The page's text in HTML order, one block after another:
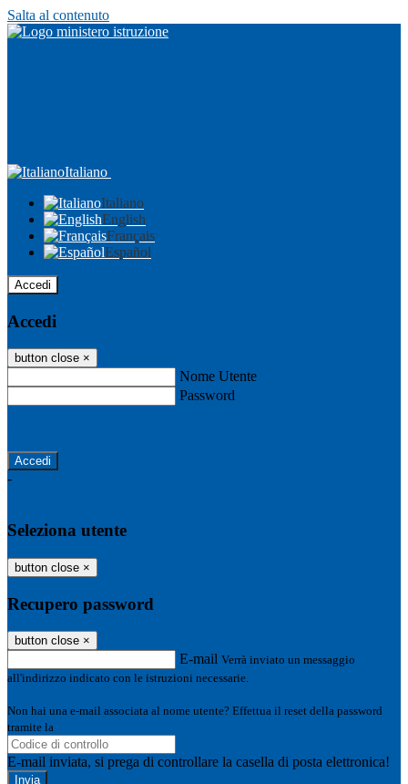
Salta al contenuto
Italiano
Italiano
English
Français
Español
Accedi
Accedi
button close ×
Nome Utente
Password
-
Seleziona utente
button close ×
Recupero password
button close ×
E-mail Verrà inviato un messaggio
all'indirizzo indicato con le istruzioni necessarie.
Non hai una e-mail associata al nome utente? Effettua il reset della password
tramite la
E-mail inviata, si prega di controllare la casella di posta elettronica!